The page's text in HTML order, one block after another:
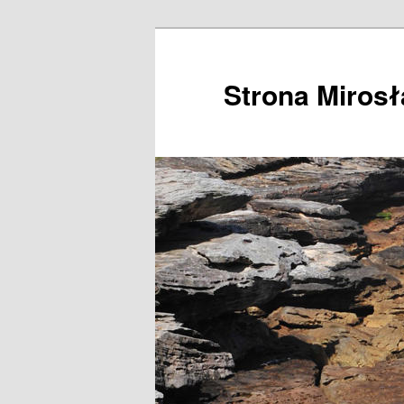
Strona